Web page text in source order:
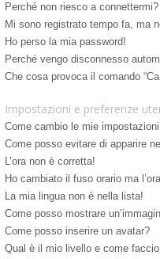
Perché non riesco a connettermi?
Mi sono registrato tempo fa, ma
Ho perso la mia password!
Perché vengo disconnesso
Che cosa provoca il comando
Impostazioni e preferenze
Come cambio le mie
Come posso evitare di apparire
L’ora non è corretta!
Ho cambiato il fuso orario ma
La mia lingua non è nella lista!
Come posso mostrare
Come posso inserire un avatar?
Qual è il mio livello e come